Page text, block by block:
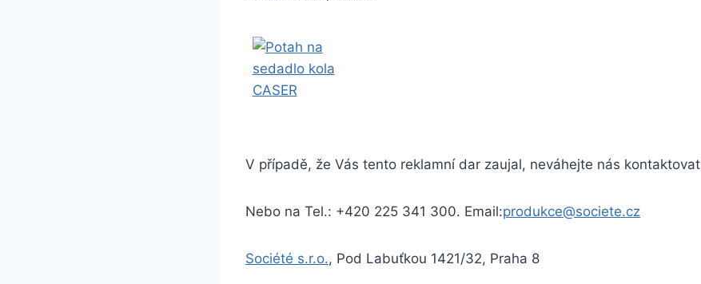
V případě, že Vás tento reklamní dar zaujal, neváhejte nás kontaktovat
Nebo na Tel.: +420 225 341 300. Email:produkce@societe.cz
Société s.r.o., Pod Labuťkou 1421/32, Praha 8